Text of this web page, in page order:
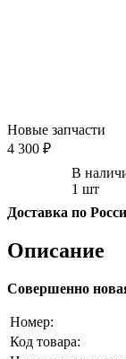
Новые запчасти
4 300 ₽
В
1 шт
Доставка по
Описание
Совершенно
Номер:
Код товара: